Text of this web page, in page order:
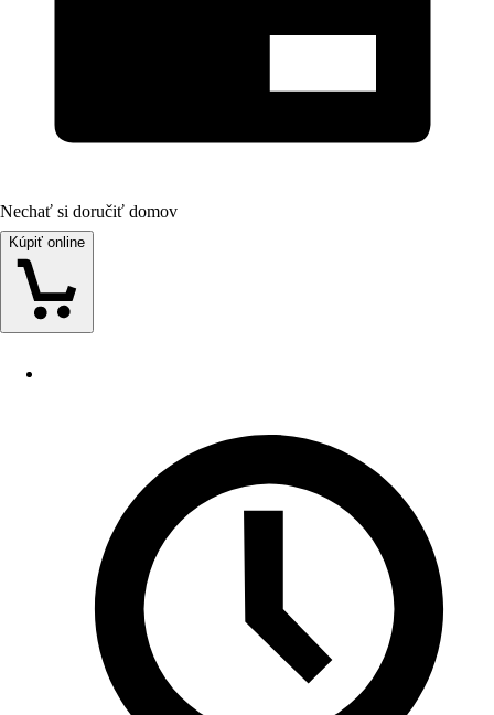
Nechať si doručiť domov
Kúpiť online